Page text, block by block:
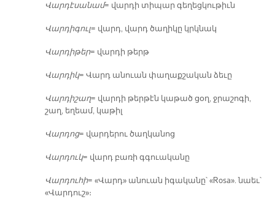
Վար­դէ­սա­նամ= վար­դի տի­պար գե­ղեց­կու­թիւն
Վար­դի­գուլ= վարդ, վարդ ծա­ղի­կը կրկնակ
Վար­դի­թեր= վար­դի թերթ
Վար­դիկ= Վարդ ա­նուան փա­ղաք­շա­կան ձե­ւը
Վար­դի­շաղ= վար­դի թեր­թէն կա­թած ցօղ, ջրա­շո­գի,
շաղ, ե­ղեամ, կա­թիլ
Վար­դոց= վար­դե­րու ծաղ­կա­նոց
Վար­դուկ= վարդ բա­ռի գգուա­կա­նը
Վար­դու­հի= «Վարդ» ա­նուան ի­գա­կա­նը՝ «Rosa». նաեւ՝
«Վար­դուշ»։